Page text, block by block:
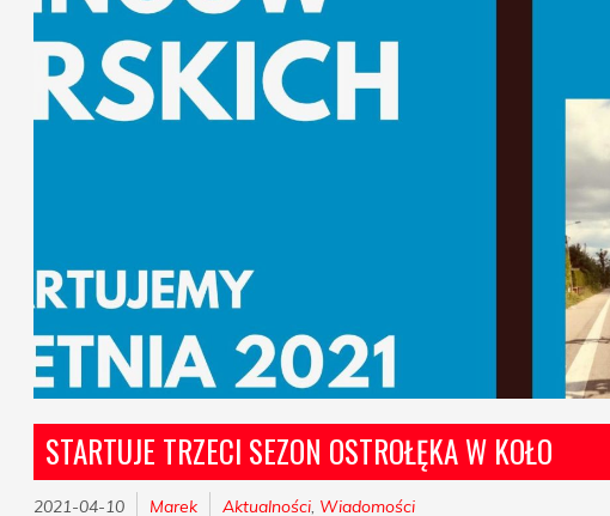
STARTUJE TRZECI SEZON OSTROŁĘKA W KOŁO
2021-04-10 Marek Aktualności, Wiadomości